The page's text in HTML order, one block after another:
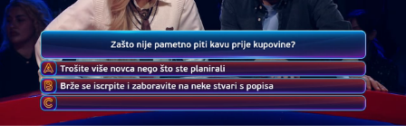
Upali
zvuk
/
Loaded:
100.00%